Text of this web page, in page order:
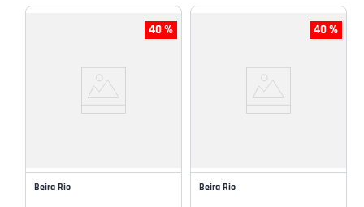
40 %
Beira Rio
40 %
Beira Rio